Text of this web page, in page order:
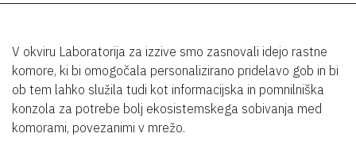
V okviru Laboratorija za izzive smo zasnovali idejo rastne
komore, ki bi omogočala personalizirano pridelavo gob in bi
ob tem lahko služila tudi kot informacijska in pomnilniška
konzola za potrebe bolj ekosistemskega sobivanja med
komorami, povezanimi v mrežo.